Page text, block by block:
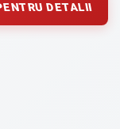
DETALII